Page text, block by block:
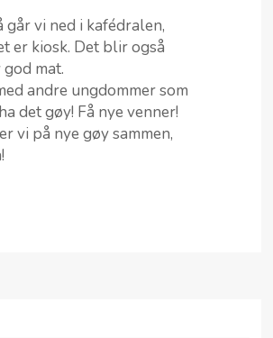
går vi ned i kafédralen,
er kiosk. Det blir også
mat.
andre ungdommer som
det gøy! Få nye venner!
vi på nye gøy sammen,